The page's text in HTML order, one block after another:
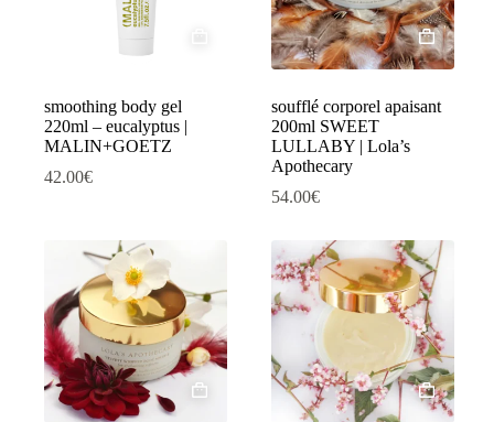
smoothing body gel
220ml – eucalyptus |
MALIN+GOETZ
42.00€
soufflé corporel apaisant
200ml SWEET
LULLABY | Lola’s
Apothecary
54.00€